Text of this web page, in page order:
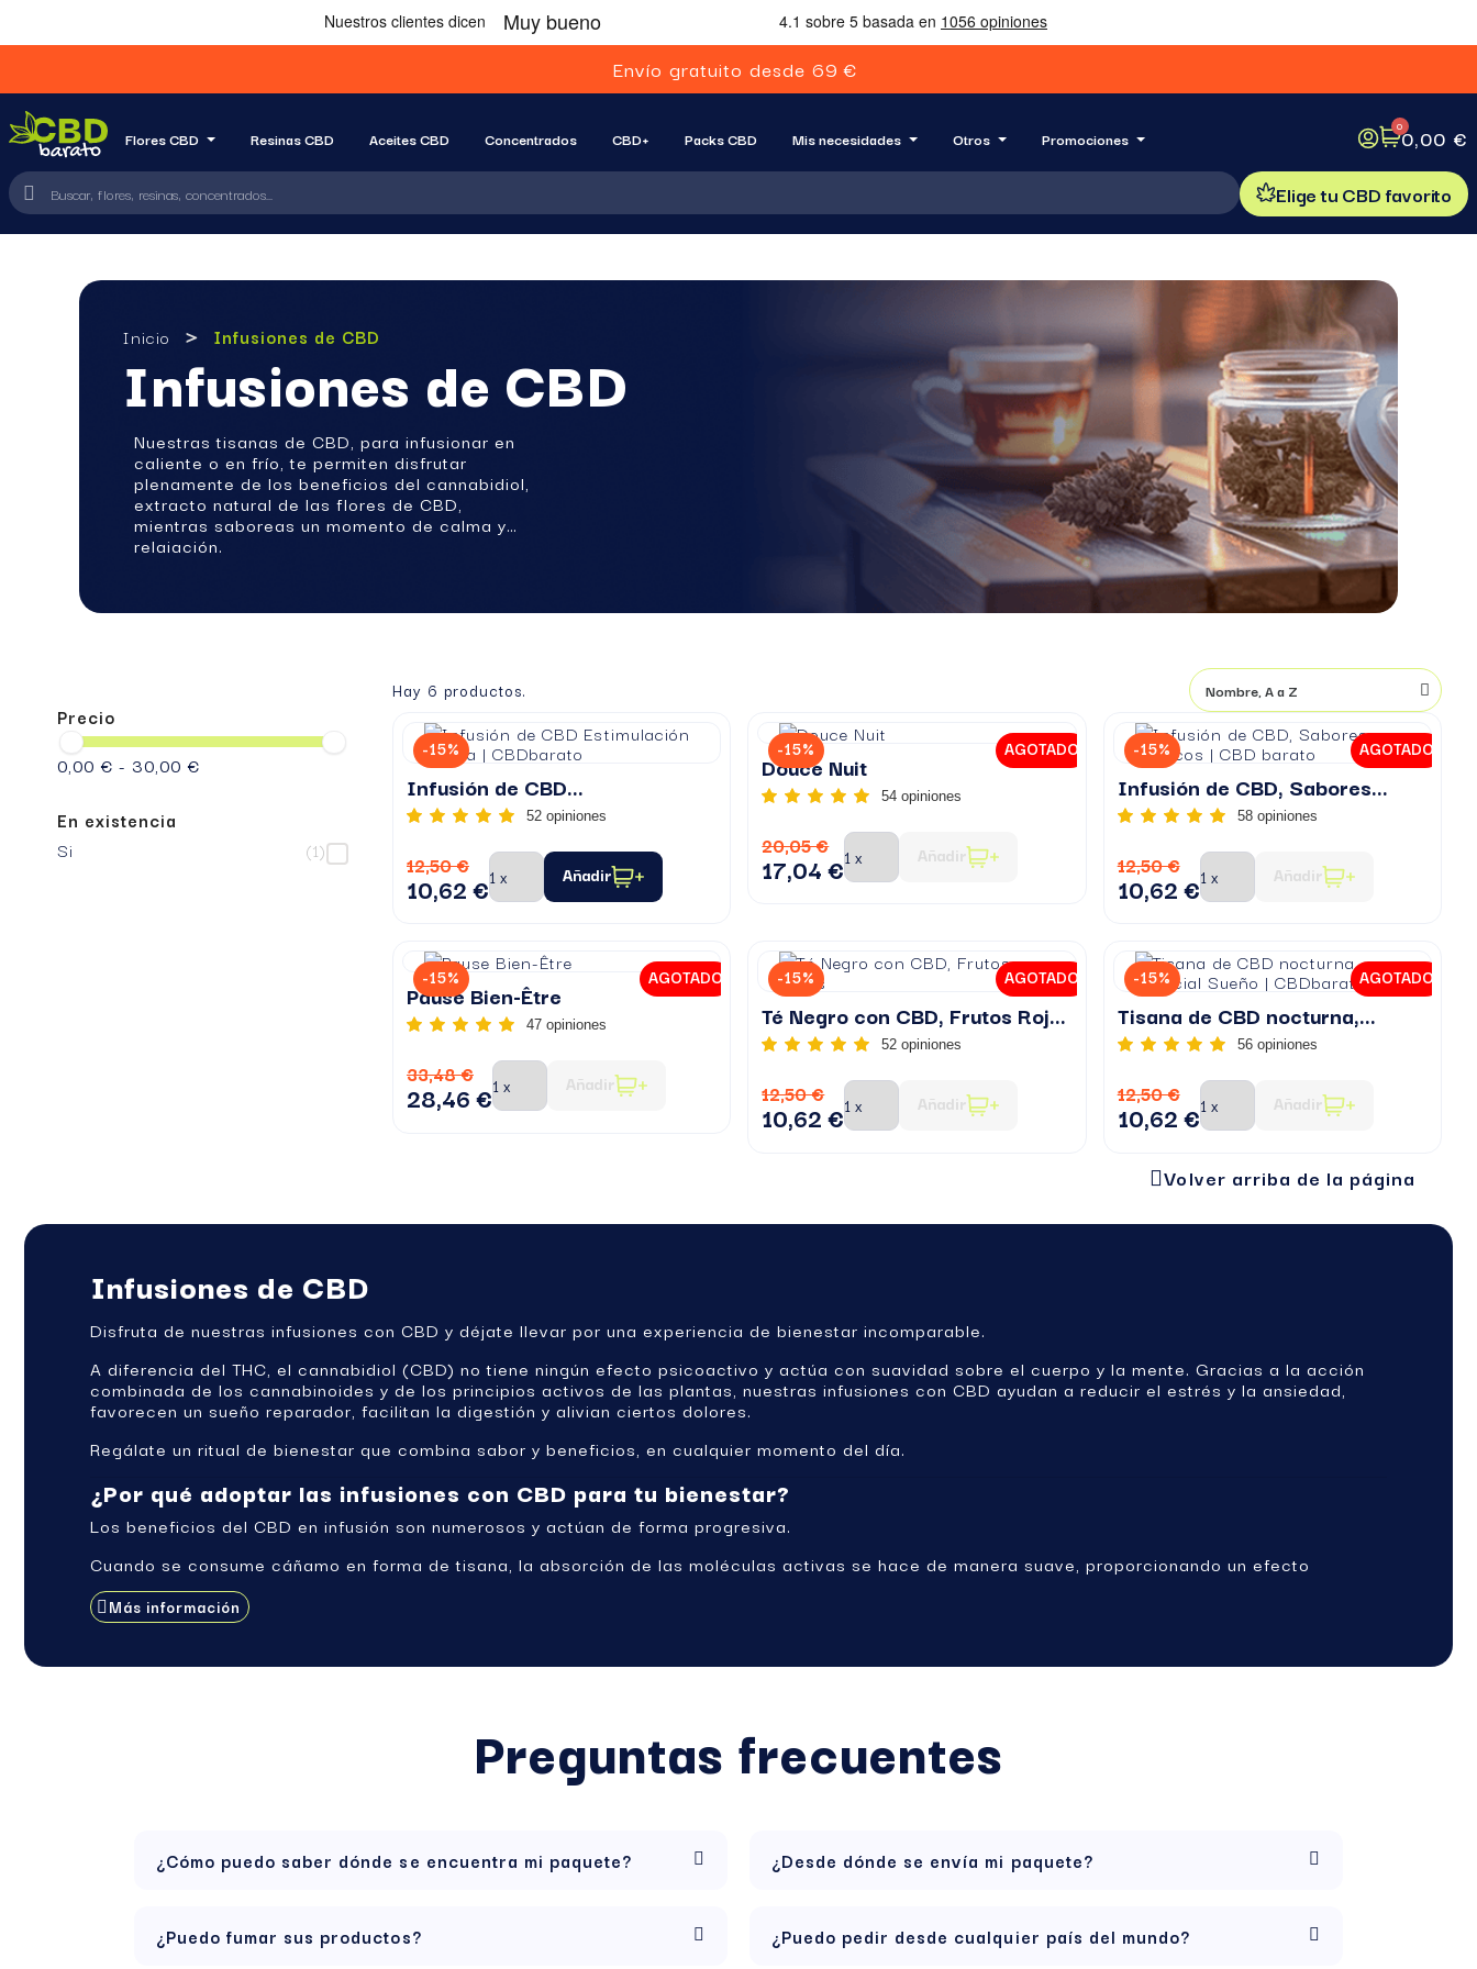
Envío gratuito desde 69 €
Flores CBD Resinas CBD Aceites CBD Concentrados CBD+ Packs CBD Mis necesidades Otros Promociones
0,00 €
Elige tu CBD favorito
Inicio Infusiones de CBD
Infusiones de CBD
Nuestras tisanas de CBD, para infusionar en
caliente o en frío, te permiten disfrutar
plenamente de los beneficios del cannabidiol,
extracto natural de las flores de CBD,
mientras saboreas un momento de calma y
relajación.
Precio
0,00 € - 30,00 €
En existencia
Si
(1)
Hay 6 productos.
Infusión de CBD...
52 opiniones
12,50 €
10,62 € Añadir
-15%
Douce Nuit
54 opiniones
20,05 €
17,04 € Añadir
-15% AGOTADO
Infusión de CBD, Sabores...
58 opiniones
12,50 €
10,62 € Añadir
-15% AGOTADO
Pause Bien-Être
47 opiniones
33,48 €
28,46 € Añadir
-15% PACK AGOTADO
Té Negro con CBD, Frutos Rojos
52 opiniones
12,50 €
10,62 € Añadir
-15% AGOTADO
Tisana de CBD nocturna,...
56 opiniones
12,50 €
10,62 € Añadir
-15% AGOTADO
Volver arriba de la página
Infusiones de CBD
Disfruta de nuestras infusiones con CBD y déjate llevar por una experiencia de bienestar incomparable.
A diferencia del THC, el cannabidiol (CBD) no tiene ningún efecto psicoactivo y actúa con suavidad sobre el cuerpo y la mente. Gracias a la acción
combinada de los cannabinoides y de los principios activos de las plantas, nuestras infusiones con CBD ayudan a reducir el estrés y la ansiedad,
favorecen un sueño reparador, facilitan la digestión y alivian ciertos dolores.
Regálate un ritual de bienestar que combina sabor y beneficios, en cualquier momento del día.
¿Por qué adoptar las infusiones con CBD para tu bienestar?
Los beneficios del CBD en infusión son numerosos y actúan de forma progresiva.
Cuando se consume cáñamo en forma de tisana, la absorción de las moléculas activas se hace de manera suave, proporcionando un efecto
Nuestras tisanas se elaboran a partir de flores y hojas de cáñamo finamente trituradas, lo que garantiza la presencia de todo el espectro natural de
beneficios del CBD.
Antes de la infusión, rehoga suavemente tu tisana o tus flores de CBD en un cuerpo graso (leche entera, bebida vegetal, aceite de coco,
Más información
Preguntas frecuentes
¿Cómo puedo saber dónde se encuentra mi paquete?
¿Puedo fumar sus productos?
¿Desde dónde se envía mi paquete?
¿Puedo pedir desde cualquier país del mundo?